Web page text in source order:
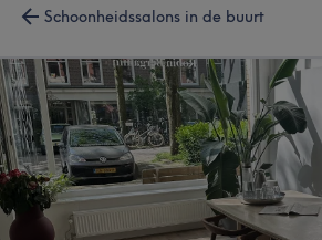
Schoonheidssalons in de buurt